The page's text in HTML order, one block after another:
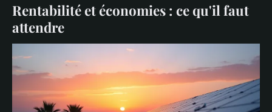
Rentabilité et économies : ce qu'il faut
attendre